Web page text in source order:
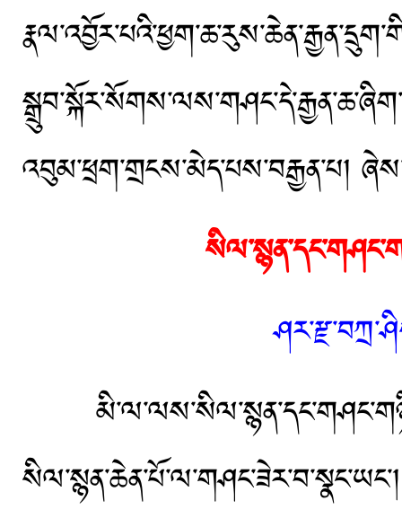
འབུམ་ཕྲག་གྲངས་མེད་པས་བརྒྱན་པ།